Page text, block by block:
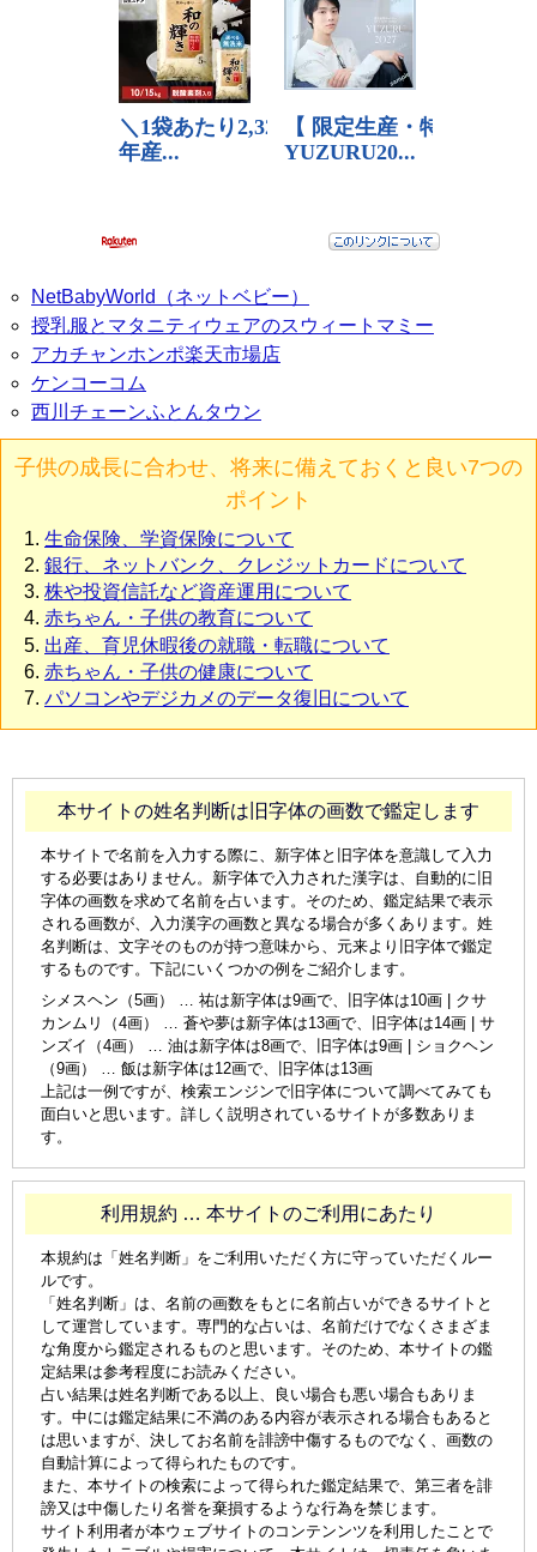
NetBabyWorld（ネットベビー）
授乳服とマタニティウェアのスウィートマミー
アカチャンホンポ楽天市場店
ケンコーコム
西川チェーンふとんタウン
子供の成長に合わせ、将来に備えておくと良い7つの
ポイント
生命保険、学資保険について
銀行、ネットバンク、クレジットカードについて
株や投資信託など資産運用について
赤ちゃん・子供の教育について
出産、育児休暇後の就職・転職について
赤ちゃん・子供の健康について
パソコンやデジカメのデータ復旧について
本サイトの姓名判断は旧字体の画数で鑑定します
本サイトで名前を入力する際に、新字体と旧字体を意識して入力
する必要はありません。新字体で入力された漢字は、自動的に旧
字体の画数を求めて名前を占います。そのため、鑑定結果で表示
される画数が、入力漢字の画数と異なる場合が多くあります。姓
名判断は、文字そのものが持つ意味から、元来より旧字体で鑑定
するものです。下記にいくつかの例をご紹介します。
シメスヘン（5画） … 祐は新字体は9画で、旧字体は10画 | クサ
カンムリ（4画） … 蒼や夢は新字体は13画で、旧字体は14画 | サ
ンズイ（4画） … 油は新字体は8画で、旧字体は9画 | ショクヘン
（9画） … 飯は新字体は12画で、旧字体は13画
上記は一例ですが、検索エンジンで旧字体について調べてみても
面白いと思います。詳しく説明されているサイトが多数ありま
す。
利用規約 … 本サイトのご利用にあたり
本規約は「姓名判断」をご利用いただく方に守っていただくルー
ルです。
「姓名判断」は、名前の画数をもとに名前占いができるサイトと
して運営しています。専門的な占いは、名前だけでなくさまざま
な角度から鑑定されるものと思います。そのため、本サイトの鑑
定結果は参考程度にお読みください。
占い結果は姓名判断である以上、良い場合も悪い場合もありま
す。中には鑑定結果に不満のある内容が表示される場合もあると
は思いますが、決してお名前を誹謗中傷するものでなく、画数の
自動計算によって得られたものです。
また、本サイトの検索によって得られた鑑定結果で、第三者を誹
謗又は中傷したり名誉を棄損するような行為を禁じます。
サイト利用者が本ウェブサイトのコンテンンツを利用したことで